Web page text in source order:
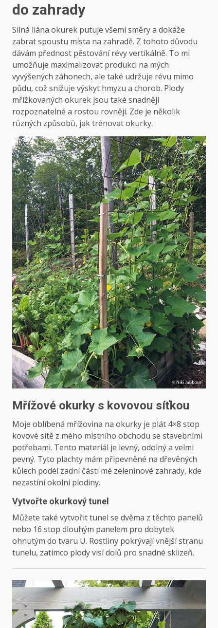
do zahrady
Silná liána okurek putuje všemi směry a dokáže
zabrat spoustu místa na zahradě. Z tohoto důvodu
dávám přednost pěstování révy vertikálně. To mi
umožňuje maximalizovat produkci na mých
vyvýšených záhonech, ale také udržuje révu mimo
půdu, což snižuje výskyt hmyzu a chorob. Plody
mřížkovaných okurek jsou také snadněji
rozpoznatelné a rostou rovněji. Zde je několik
různých způsobů, jak trénovat okurky.
Mřížové okurky s kovovou síťkou
Moje oblíbená mřížovina na okurky je plát 4×8 stop
kovové sítě z mého místního obchodu se stavebními
potřebami. Tento materiál je levný, odolný a velmi
pevný. Tyto plachty mám připevněné na dřevěných
kůlech podél zadní části mé zeleninové zahrady, kde
nezastíní okolní plodiny.
Vytvořte okurkový tunel
Můžete také vytvořit tunel se dvěma z těchto panelů
nebo 16 stop dlouhým panelem pro dobytek
ohnutým do tvaru U. Rostliny pokrývají vnější stranu
tunelu, zatímco plody visí dolů pro snadné sklizeň.